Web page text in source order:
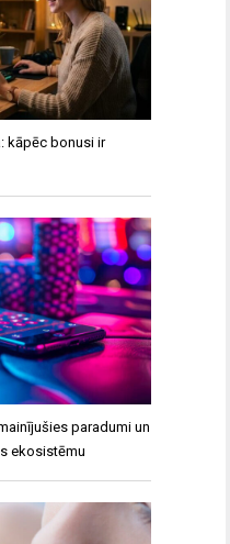
kāpēc bonusi ir
paradumi un
ekosistēmu